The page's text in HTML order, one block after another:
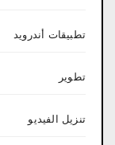
تطبيقات أندرويد
تطوير
تنزيل الفيديو